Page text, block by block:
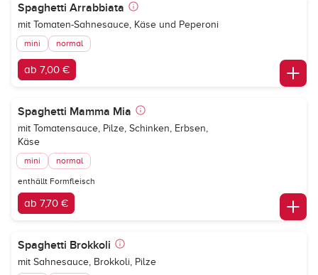
Spaghetti Arrabbiata
mit Tomaten-Sahnesauce, Käse und Peperoni
mini normal
ab 7,00 €
Spaghetti Mamma Mia
mit Tomatensauce, Pilze, Schinken, Erbsen,
Käse
mini normal
enthällt Formfleisch
ab 7,70 €
Spaghetti Brokkoli
mit Sahnesauce, Brokkoli, Pilze